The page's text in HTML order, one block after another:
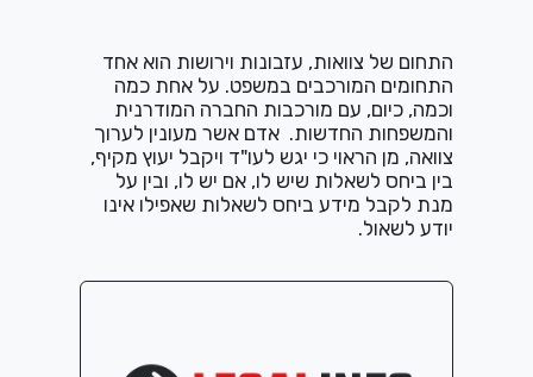
התחום של צוואות, עזבונות וירושות הוא אחד
התחומים המורכבים במשפט. על אחת כמה
וכמה, כיום, עם מורכבות החברה המודרנית
והמשפחות החדשות. אדם אשר מעונין לערוך
צוואה, מן הראוי כי יגש לעו"ד ויקבל יעוץ מקיף,
בין ביחס לשאלות שיש לו, אם יש לו, ובין על
מנת לקבל מידע ביחס לשאלות שאפילו אינו
יודע לשאול.